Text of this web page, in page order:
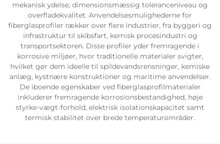
mekanisk ydelse, dimensionsmæssig toleranceniveau og
overfladekvalitet. Anvendelsesmulighederne for
fiberglasprofiler rækker over flere industrier, fra byggeri og
infrastruktur til skibsfart, kemisk procesindustri og
transportsektoren. Disse profiler yder fremragende i
korrosive miljøer, hvor traditionelle materialer svigter,
hvilket gør dem ideelle til spildevandsrensninger, kemiske
anlæg, kystnære konstruktioner og maritime anvendelser.
De iboende egenskaber ved fiberglasprofilmaterialer
inkluderer fremragende korrosionsbestandighed, høje
styrke-vægt-forhold, elektrisk isolationskapacitet samt
termisk stabilitet over brede temperaturområder.